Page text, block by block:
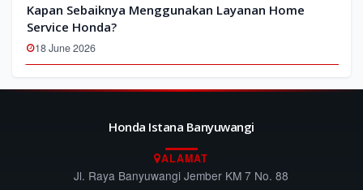
Kapan Sebaiknya Menggunakan Layanan Home
Service Honda?
18 June 2026
Honda Istana Banyuwangi
ALAMAT
Jl. Raya Banyuwangi Jember KM 7 No. 88